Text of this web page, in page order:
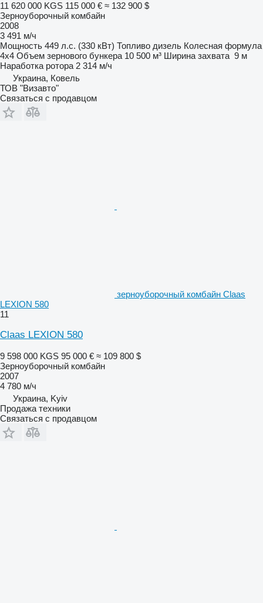
11 620 000 KGS 115 000 € ≈ 132 900 $
Зерноуборочный комбайн
2008
3 491 м/ч
Мощность 449 л.с. (330 кВт) Топливо дизель Колесная формула
4x4 Объем зернового бункера 10 500 м³ Ширина захвата 9 м
Наработка ротора 2 314 м/ч
Украина, Ковель
ТОВ "Визавто"
Связаться с продавцом
зерноуборочный комбайн Claas
LEXION 580
11
Claas LEXION 580
9 598 000 KGS 95 000 € ≈ 109 800 $
Зерноуборочный комбайн
2007
4 780 м/ч
Украина, Kyiv
Продажа техники
Связаться с продавцом